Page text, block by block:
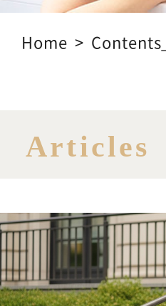
CONTACT お
Home